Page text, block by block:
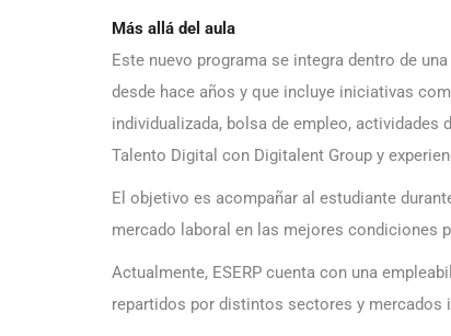
Más allá del aula
Este nuevo programa se integra dentro de
desde hace años y que incluye iniciativas
individualizada, bolsa de empleo, actividades
Talento Digital con Digitalent Group y
El objetivo es acompañar al estudiante
mercado laboral en las mejores condiciones
Actualmente, ESERP cuenta con una
repartidos por distintos sectores y mercados